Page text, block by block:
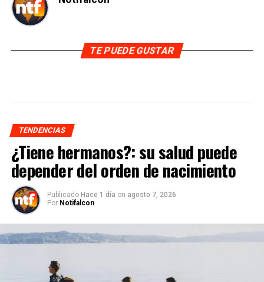
TE PUEDE GUSTAR
TENDENCIAS
¿Tiene hermanos?: su salud puede
depender del orden de nacimiento
Publicado Hace 1 día on agosto 7, 2026
Por Notifalcon